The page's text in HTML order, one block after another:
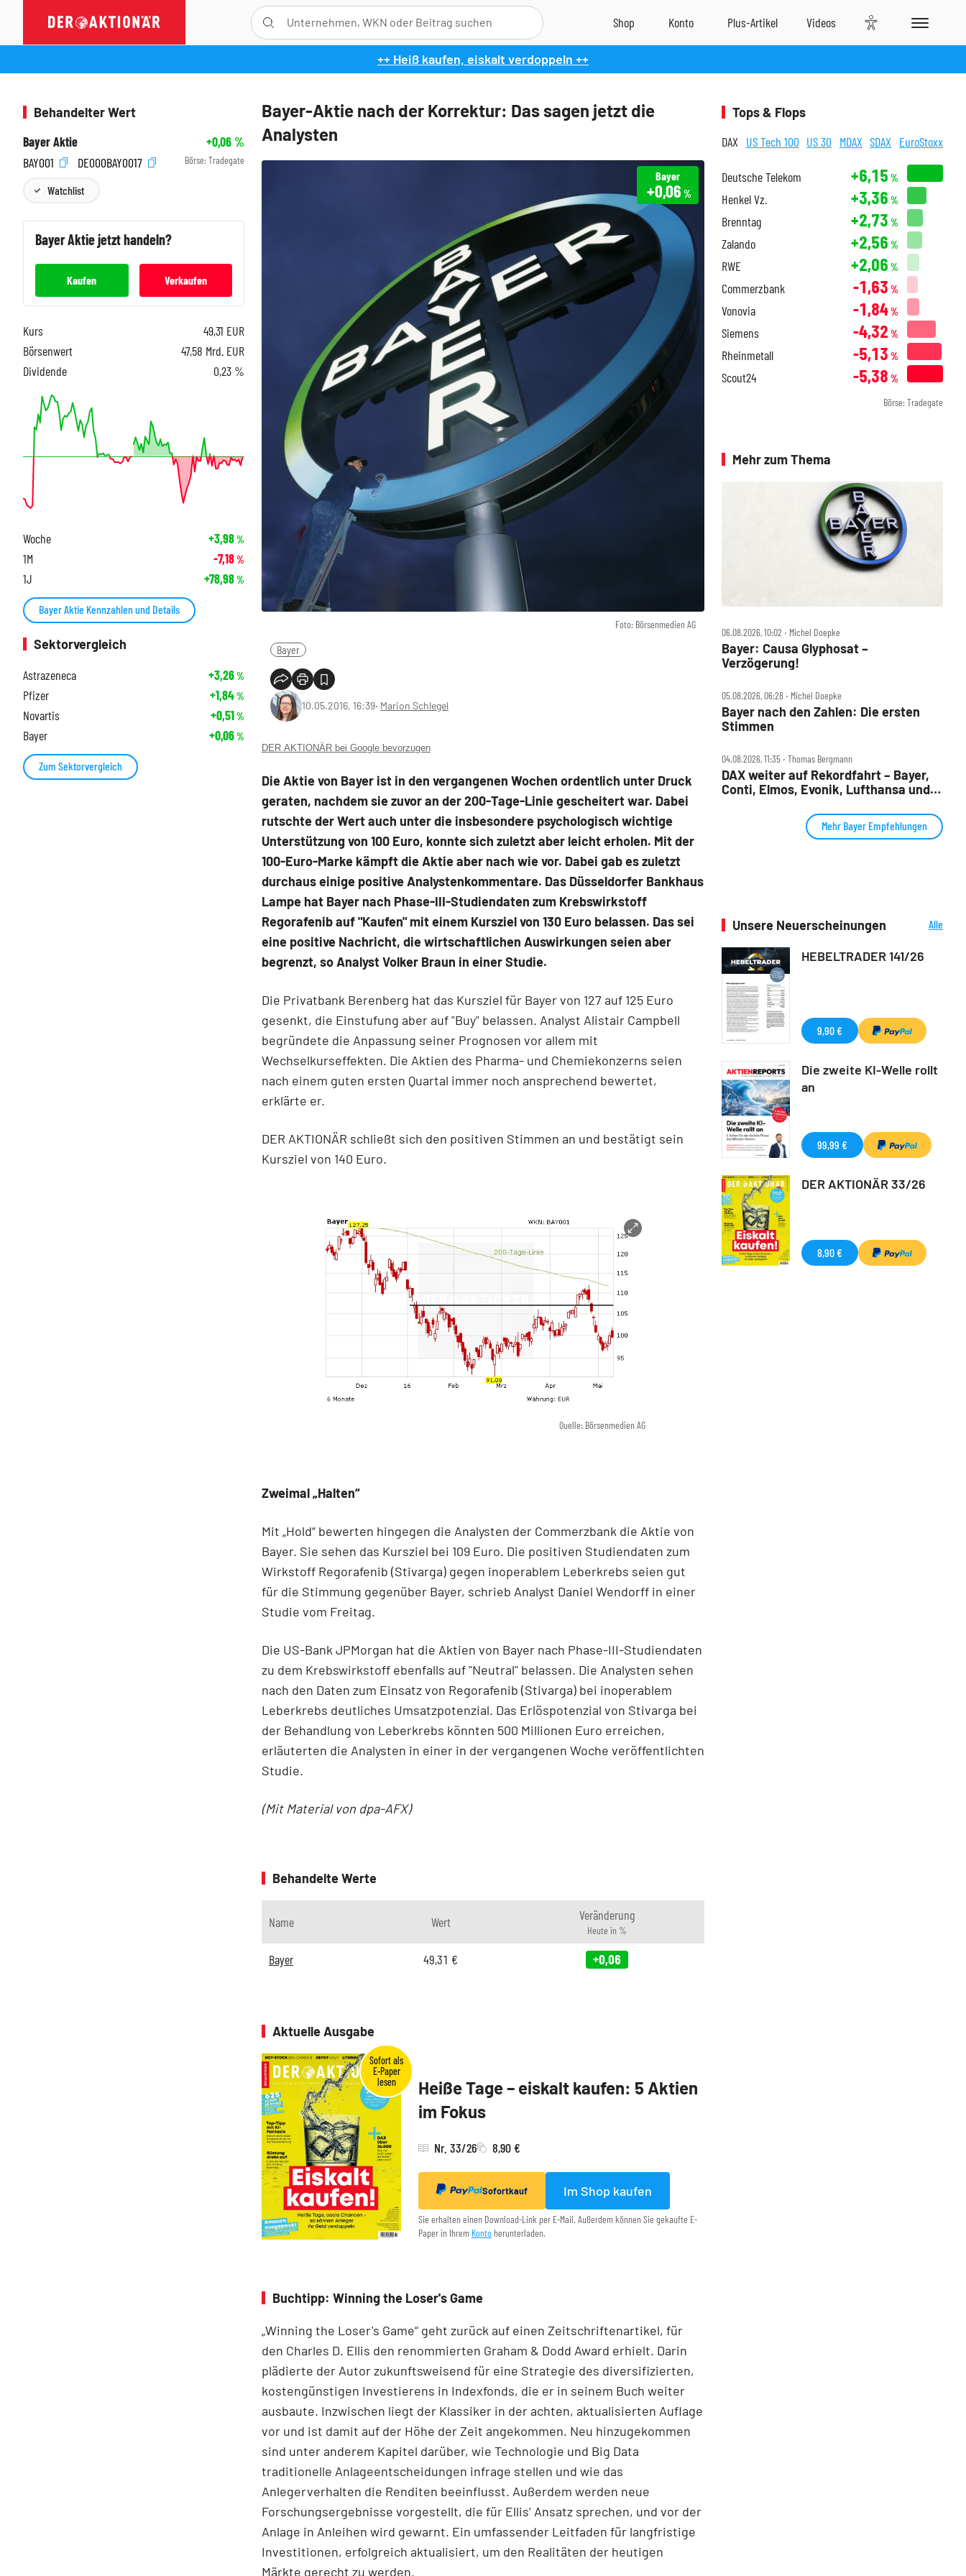
++ Heiß kaufen, eiskalt verdoppeln ++
Bayer-Aktie nach der Korrektur: Das sagen jetzt die
Analysten
Foto: Börsenmedien AG
Bayer
+0,06 %
Bayer
10.05.2016, 16:39‧ Marion Schlegel
DER AKTIONÄR bei Google bevorzugen
Die Aktie von Bayer ist in den vergangenen Wochen ordentlich unter Druck
geraten, nachdem sie zuvor an der 200-Tage-Linie gescheitert war. Dabei
rutschte der Wert auch unter die insbesondere psychologisch wichtige
Unterstützung von 100 Euro, konnte sich zuletzt aber leicht erholen. Mit der
100-Euro-Marke kämpft die Aktie aber nach wie vor. Dabei gab es zuletzt
durchaus einige positive Analystenkommentare. Das Düsseldorfer Bankhaus
Lampe hat Bayer nach Phase-III-Studiendaten zum Krebswirkstoff
Regorafenib auf "Kaufen" mit einem Kursziel von 130 Euro belassen. Das sei
eine positive Nachricht, die wirtschaftlichen Auswirkungen seien aber
begrenzt, so Analyst Volker Braun in einer Studie.
Die Privatbank Berenberg hat das Kursziel für Bayer von 127 auf 125 Euro
gesenkt, die Einstufung aber auf "Buy" belassen. Analyst Alistair Campbell
begründete die Anpassung seiner Prognosen vor allem mit
Wechselkurseffekten. Die Aktien des Pharma- und Chemiekonzerns seien
nach einem guten ersten Quartal immer noch ansprechend bewertet,
erklärte er.
DER AKTIONÄR schließt sich den positiven Stimmen an und bestätigt sein
Kursziel von 140 Euro.
Quelle: Börsenmedien AG
Zweimal „Halten“
Mit „Hold“ bewerten hingegen die Analysten der Commerzbank die Aktie von
Bayer. Sie sehen das Kursziel bei 109 Euro. Die positiven Studiendaten zum
Wirkstoff Regorafenib (Stivarga) gegen inoperablem Leberkrebs seien gut
für die Stimmung gegenüber Bayer, schrieb Analyst Daniel Wendorff in einer
Studie vom Freitag.
Die US-Bank JPMorgan hat die Aktien von Bayer nach Phase-III-Studiendaten
zu dem Krebswirkstoff ebenfalls auf "Neutral" belassen. Die Analysten sehen
nach den Daten zum Einsatz von Regorafenib (Stivarga) bei inoperablem
Leberkrebs deutliches Umsatzpotenzial. Das Erlöspotenzial von Stivarga bei
der Behandlung von Leberkrebs könnten 500 Millionen Euro erreichen,
erläuterten die Analysten in einer in der vergangenen Woche veröffentlichten
Studie.
(Mit Material von dpa-AFX)
Behandelte Werte
Name Wert Veränderung
Heute in %
Bayer 49,31 € +0,06
Aktuelle Ausgabe
Heiße Tage – eiskalt kaufen: 5 Aktien
im Fokus
Nr. 33/26 8,90 €
Sofortkauf Im Shop kaufen
Sie erhalten einen Download-Link per E-Mail. Außerdem können Sie gekaufte E-
Paper in Ihrem Konto herunterladen.
Buchtipp: Winning the Loser's Game
„Winning the Loser's Game“ geht zurück auf einen Zeitschriftenartikel, für
den Charles D. Ellis den renommierten Graham & Dodd Award erhielt. Darin
plädierte der Autor zukunftsweisend für eine Strategie des diversifizierten,
kostengünstigen Investierens in Indexfonds, die er in seinem Buch weiter
ausbaute. Inzwischen liegt der Klassiker in der achten, aktualisierten Auflage
vor und ist damit auf der Höhe der Zeit angekommen. Neu hinzugekommen
sind unter anderem Kapitel darüber, wie Technologie und Big Data
traditionelle Anlageentscheidungen infrage stellen und wie das
Anlegerverhalten die Renditen beeinflusst. Außerdem werden neue
Forschungsergebnisse vorgestellt, die für Ellis’ Ansatz sprechen, und vor der
Anlage in Anleihen wird gewarnt. Ein umfassender Leitfaden für langfristige
Investitionen, erfolgreich aktualisiert, um den Realitäten der heutigen
Märkte gerecht zu werden.
Behandelter Wert
Bayer Aktie
+0,06%
BAY001
DE000BAY0017 Börse: Tradegate
Watchlist
BayerAktie jetzt handeln?
Kaufen Verkaufen
Kurs 49,31 EUR
Börsenwert
47,58 Mrd. EUR
Dividende
0,23 %
Woche +3,98%
1M -7,18%
1J +78,98%
Bayer Aktie Kennzahlen und Details
Sektorvergleich
Astrazeneca
+3,26%
Pfizer +1,84%
Novartis +0,51%
Bayer +0,06%
Zum Sektorvergleich
Tops & Flops
DAX US Tech 100 US 30 MDAX SDAX EuroStoxx
Deutsche Telekom +6,15 %
Henkel Vz. +3,36 %
Brenntag +2,73 %
Zalando +2,56 %
RWE +2,06 %
Commerzbank -1,63 %
Vonovia -1,84%
Siemens -4,32 %
Rheinmetall -5,13 %
Scout24 -5,38 %
Börse: Tradegate
Mehr zum Thema
06.08.2026, 10:02 ‧ Michel Doepke
Bayer: Causa Glyphosat –
Verzögerung!
05.08.2026, 06:28 ‧ Michel Doepke
Bayer nach den Zahlen: Die ersten
Stimmen
04.08.2026, 11:35 ‧ Thomas Bergmann
DAX weiter auf Rekordfahrt – Bayer,
Conti, Elmos, Evonik, Lufthansa und
Mehr Bayer Empfehlungen
Unsere Neuerscheinungen
Alle
HEBELTRADER 141/26
9,90 €
Die zweite KI-Welle rollt
an
99,99 €
DER AKTIONÄR 33/26
8,90 €